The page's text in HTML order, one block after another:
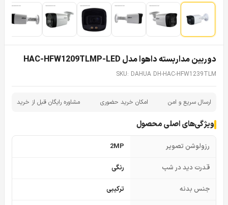
دوربین مداربسته داهوا مدل HAC-HFW1209TLMP-LED
SKU: DAHUA DH-HAC-HFW1239TLM
ارسال سریع و امن امکان خرید حضوری مشاوره رایگان قبل از خرید
ویژگی‌های اصلی محصول
رزولوشن تصویر 2MP
قدرت دید در شب رنگی
جنس بدنه ترکیبی